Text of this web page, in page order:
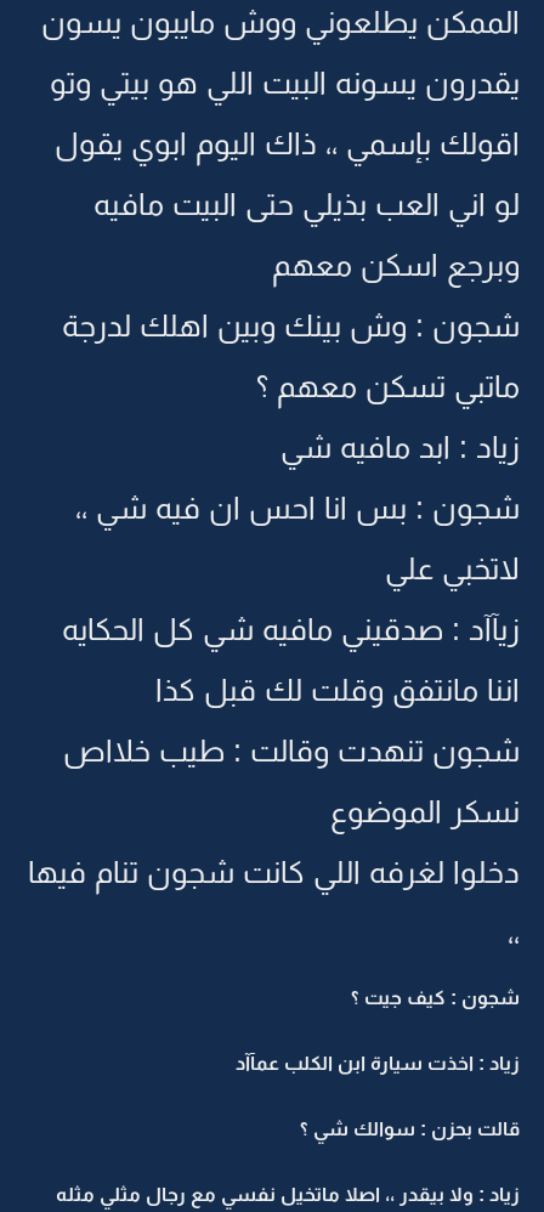
الممكن يطلعوني ووش مايبون يسون
يقدرون يسونه البيت اللي هو بيتي وتو
اقولك بإسمي ،، ذاك اليوم ابوي يقول
لو اني العب بذيلي حتى البيت مافيه
وبرجع اسكن معهم
شجون : وش بينك وبين اهلك لدرجة
ماتبي تسكن معهم ؟
زياد : ابد مافيه شي
شجون : بس انا احس ان فيه شي ،،
لاتخبي علي
زيآآد : صدقيني مافيه شي كل الحكايه
اننا مانتفق وقلت لك قبل كذا
شجون تنهدت وقالت : طيب خلااص
نسكر الموضوع
دخلوا لغرفه اللي كانت شجون تنام فيها
،،
شجون : كيف جيت ؟
زياد : اخذت سيارة ابن الكلب عمآآد
قالت بحزن : سوالك شي ؟
زياد : ولا بيقدر ،، اصلا ماتخيل نفسي مع رجال مثلي مثله